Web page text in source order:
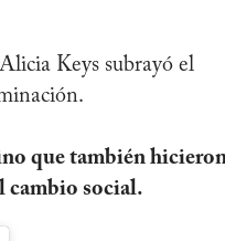
Keys subrayó el
que también
cambio social.